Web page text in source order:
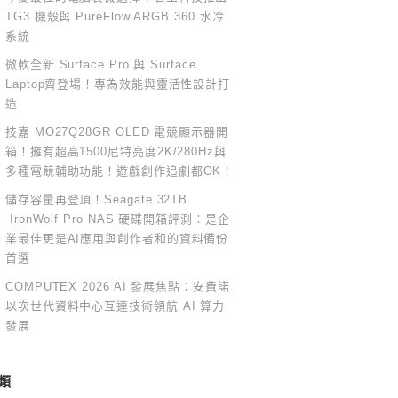
TG3 機殼與 PureFlow ARGB 360 水冷
系統
微軟全新 Surface Pro 與 Surface
Laptop齊登場！專為效能與靈活性設計打
造
技嘉 MO27Q28GR OLED 電競顯示器開
箱！擁有超高1500尼特亮度2K/280Hz與
多種電競輔助功能！遊戲創作追劇都OK！
儲存容量再登頂！Seagate 32TB
IronWolf Pro NAS 硬碟開箱評測：是企
業最佳更是AI應用與創作者和的資料備份
首選
COMPUTEX 2026 AI 發展焦點：安費諾
以次世代資料中心互連技術領航 AI 算力
發展